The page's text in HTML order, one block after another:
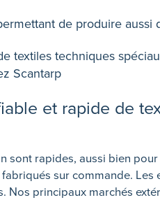
de produire
textiles techniques
Scantarp
et rapide de
sont rapides, aussi bien
sur commande.
Nos principaux marchés